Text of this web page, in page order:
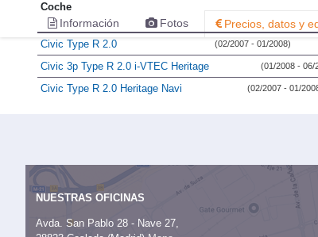
Información Fotos Precios, datos y
Coche
Civic Type R 2.0 (02/2007 - 01/2008)
Civic 3p Type R 2.0 i-VTEC Heritage
(01/2008 - 06/
Civic Type R 2.0 Heritage Navi
(02/2007 - 01/
NUESTRAS OFICINAS
Avda. San Pablo 28 - Nave 27,